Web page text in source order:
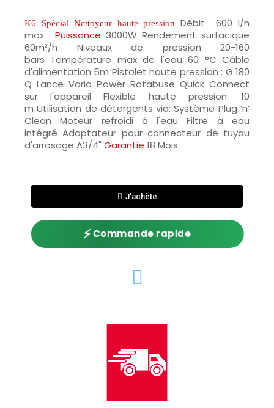
K6 Spécial Nettoyeur haute pression Débit 600 l/h
max. Puissance 3000W Rendement surfacique
60m²/h Niveaux de pression 20-160
bars Température max de l'eau 60 °C Câble
d'alimentation 5m Pistolet haute pression : G 180
Q Lance Vario Power Rotabuse Quick Connect
sur l'appareil Flexible haute pression: 10
m Utilisation de détergents via: Système Plug ’n’
Clean Moteur refroidi à l'eau Filtre à eau
intégré Adaptateur pour connecteur de tuyau
d'arrosage A3/4" Garantie 18 Mois
J'achète
⚡Commande rapide